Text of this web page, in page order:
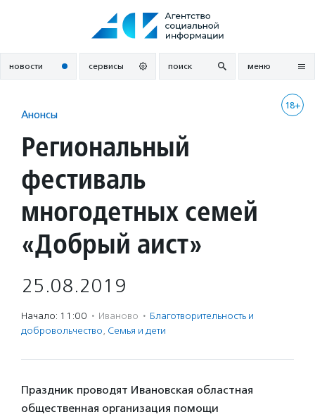
новости сервисы поиск меню
18+
Анонсы
Региональный
фестиваль
многодетных семей
«Добрый аист»
25.08.2019
Начало: 11:00 · Иваново · Благотвори­тель­ность и
доброволь­чест­во, Семья и дети
Праздник проводят Ивановская областная
общественная организация помощи